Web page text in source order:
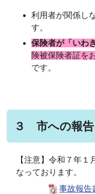
利用者が関係し
す。
保険者が「いわ
険被保険者証を
です。
３ 市への報
【注意】令和７年
なっております。
事故報告